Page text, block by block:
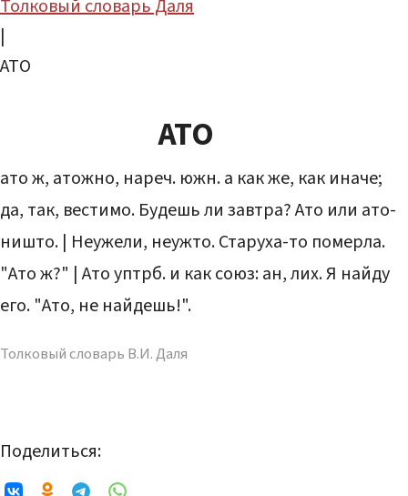
Толковый словарь Даля
|
АТО
АТО
ато ж, атожно, нареч. южн. а как же, как иначе;
да, так, вестимо. Будешь ли завтра? Ато или ато-
ништо. | Неужели, неужто. Старуха-то померла.
"Ато ж?" | Ато уптрб. и как союз: ан, лих. Я найду
его. "Ато, не найдешь!".
Толковый словарь В.И. Даля
Поделиться: